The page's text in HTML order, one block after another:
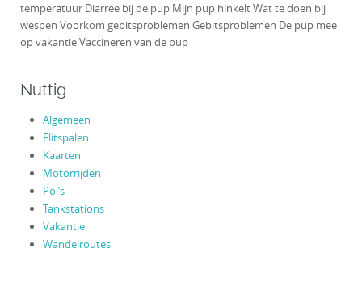
temperatuur Diarree bij de pup Mijn pup hinkelt Wat te doen bij
wespen Voorkom gebitsproblemen Gebitsproblemen De pup mee
op vakantie Vaccineren van de pup
Nuttig
Algemeen
Flitspalen
Kaarten
Motorrijden
Poi’s
Tankstations
Vakantie
Wandelroutes